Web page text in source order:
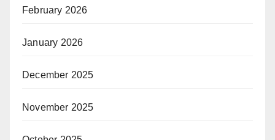
February 2026
January 2026
December 2025
November 2025